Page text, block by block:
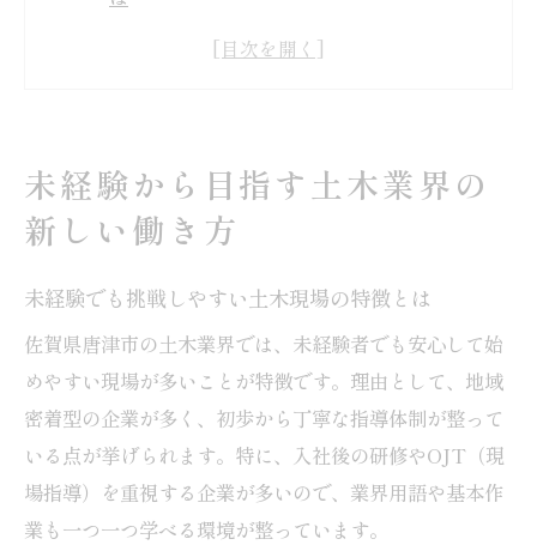
土木業界で身につく基礎スキルと成長の流
異業種から土木へ転職した人の体験談を紹
介
地元密着で長く続ける営業と土木の魅力
営業職と土木職の両方で地元とつながる働
き方
土木と営業が協力することで生まれる安心
感
地域密着型の土木企業で感じるやりがい
未経験から目指す土木業界の
新しい働き方
未経験でも挑戦しやすい土木現場の特徴とは
佐賀県唐津市の土木業界では、未経験者でも安心して始
めやすい現場が多いことが特徴です。理由として、地域
密着型の企業が多く、初歩から丁寧な指導体制が整って
いる点が挙げられます。特に、入社後の研修やOJT（現
場指導）を重視する企業が多いので、業界用語や基本作
業も一つ一つ学べる環境が整っています。